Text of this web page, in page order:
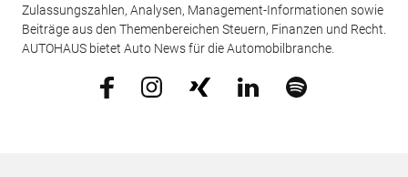
Zulassungszahlen, Analysen, Management-Informationen sowie
Beiträge aus den Themenbereichen Steuern, Finanzen und Recht.
AUTOHAUS bietet Auto News für die Automobilbranche.